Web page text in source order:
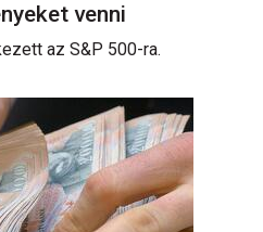
venni
az S&P 500-ra.